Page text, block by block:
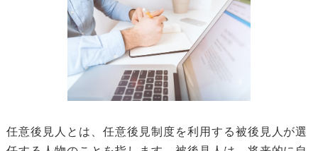
任意後見人とは、任意後見制度を利用する被後見人が選